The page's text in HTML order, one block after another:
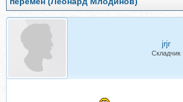
jrjr
Складчик